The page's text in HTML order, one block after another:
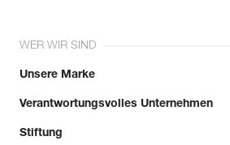
WER WIR SIND
Unsere Marke
Verantwortungsvolles Unternehmen
Stiftung